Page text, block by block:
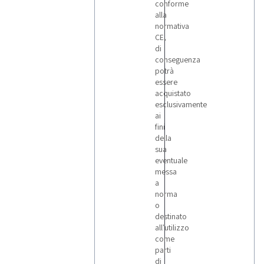
conforme
alla
normativa
CE,
di
conseguenza
potrà
essere
acquistato
esclusivamente
ai
fini
della
sua
eventuale
messa
a
norma
o
destinato
all'utilizzo
come
parti
di